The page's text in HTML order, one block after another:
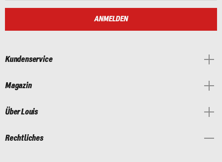
ANMELDEN
Kundenservice
Magazin
Über Louis
Rechtliches